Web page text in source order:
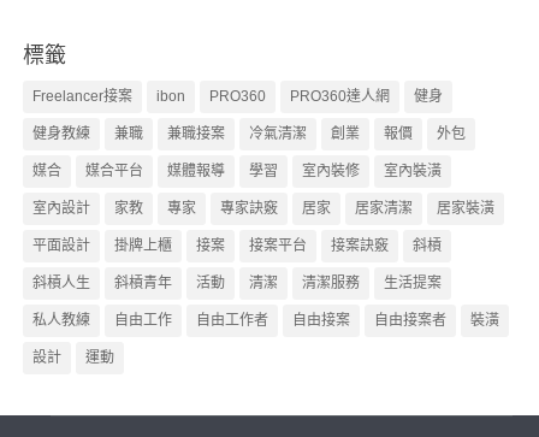
標籤
Freelancer接案 ibon PRO360 PRO360達人網 健身
健身教練 兼職 兼職接案 冷氣清潔 創業 報價 外包
媒合 媒合平台 媒體報導 學習 室內裝修 室內裝潢
室內設計 家教 專家 專家訣竅 居家 居家清潔 居家裝潢
平面設計 掛牌上櫃 接案 接案平台 接案訣竅 斜槓
斜槓人生 斜槓青年 活動 清潔 清潔服務 生活提案
私人教練 自由工作 自由工作者 自由接案 自由接案者 裝潢
設計 運動